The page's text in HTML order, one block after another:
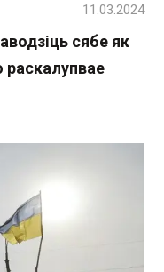
сябе як
11.03.2024